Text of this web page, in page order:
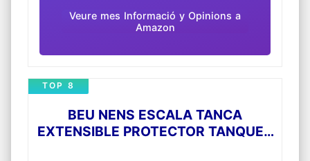
Veure mes Informació y Opinions a
Amazon
BEU NENS ESCALA TANCA
EXTENSIBLE PROTECTOR TANQUES
TOP 8